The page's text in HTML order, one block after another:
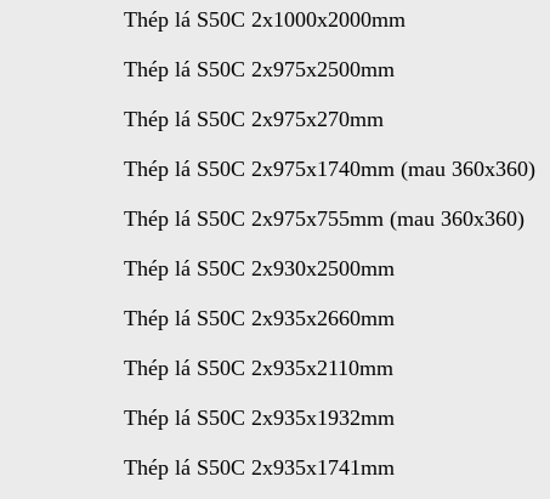
Thép lá S50C 2x1000x2000mm
Thép lá S50C 2x975x2500mm
Thép lá S50C 2x975x270mm
Thép lá S50C 2x975x1740mm (mau 360x360)
Thép lá S50C 2x975x755mm (mau 360x360)
Thép lá S50C 2x930x2500mm
Thép lá S50C 2x935x2660mm
Thép lá S50C 2x935x2110mm
Thép lá S50C 2x935x1932mm
Thép lá S50C 2x935x1741mm